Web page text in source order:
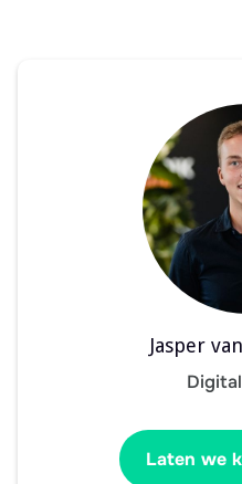
Jasper
Laten we